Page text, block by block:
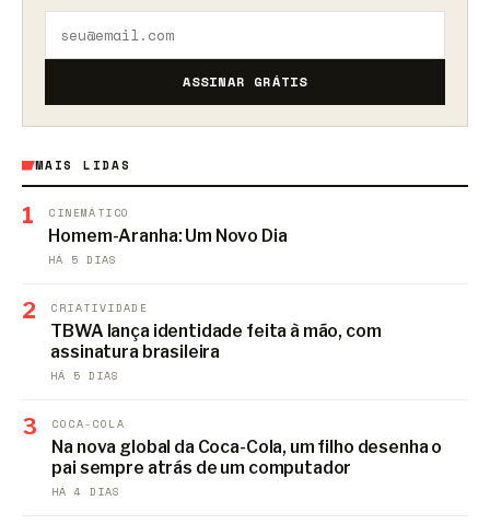
ASSINAR GRÁTIS
MAIS LIDAS
1 CINEMÁTICO
Homem-Aranha: Um Novo Dia
HÁ 5 DIAS
2 CRIATIVIDADE
TBWA lança identidade feita à mão, com
assinatura brasileira
HÁ 5 DIAS
3 COCA-COLA
Na nova global da Coca-Cola, um filho desenha o
pai sempre atrás de um computador
HÁ 4 DIAS